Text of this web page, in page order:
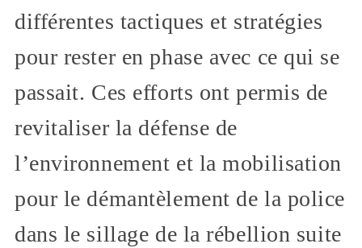
différentes tactiques et stratégies
pour rester en phase avec ce qui se
passait. Ces efforts ont permis de
revitaliser la défense de
l’environnement et la mobilisation
pour le démantèlement de la police
dans le sillage de la rébellion suite